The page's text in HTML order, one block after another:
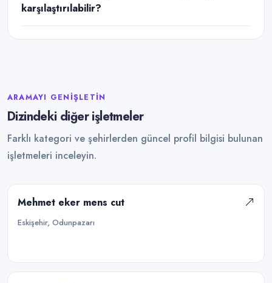
karşılaştırılabilir?
ARAMAYI GENIŞLETIN
Dizindeki diğer işletmeler
Farklı kategori ve şehirlerden güncel profil bilgisi bulunan
işletmeleri inceleyin.
Mehmet eker mens cut
Eskişehir, Odunpazarı